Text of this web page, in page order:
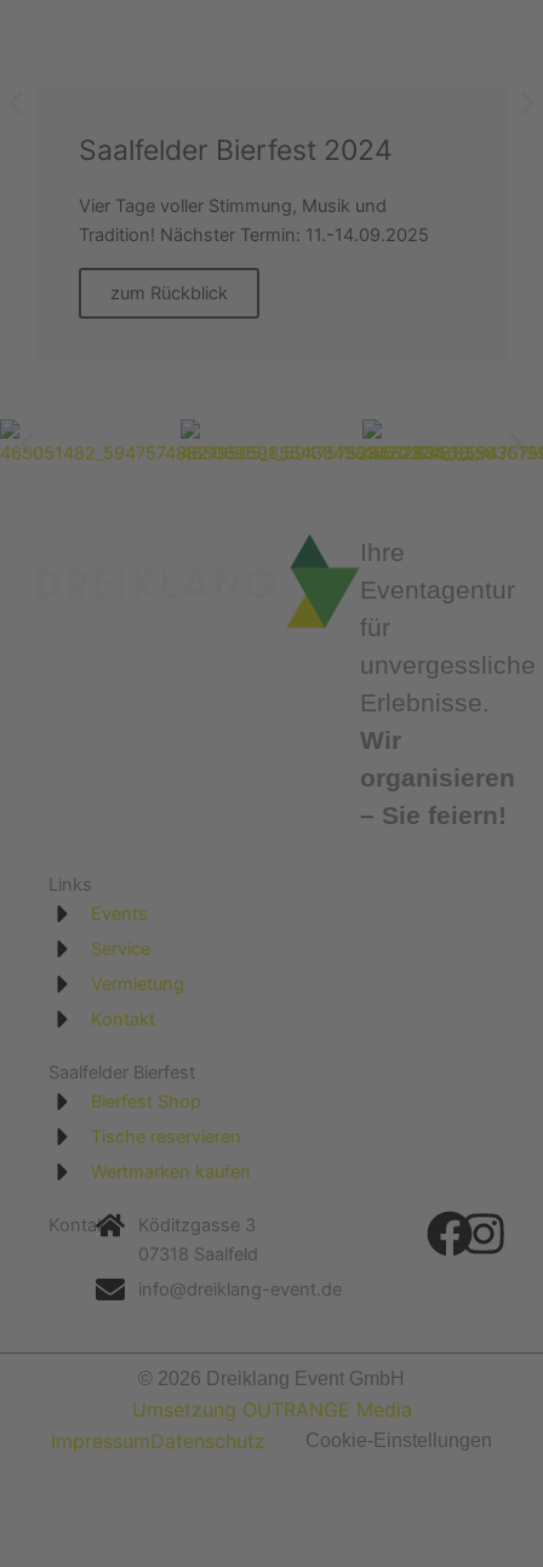
Saalfelder Bierfest 2024
Vier Tage voller Stimmung, Musik und
Tradition! Nächster Termin: 11.-14.09.2025
zum Rückblick
Ihre
Eventagentur
für
unvergessliche
Erlebnisse.
Wir
organisieren
– Sie feiern!
Links
Events
Service
Vermietung
Kontakt
Saalfelder Bierfest
Bierfest Shop
Tische reservieren
Wertmarken kaufen
Kontakt
Köditzgasse 3
07318 Saalfeld
info@dreiklang-event.de
© 2026 Dreiklang Event GmbH
Umsetzung OUTRANGE Media
ImpressumDatenschutz Cookie-Einstellungen